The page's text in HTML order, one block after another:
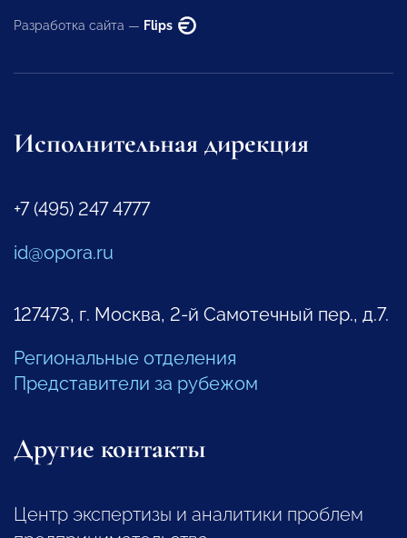
Разработка сайта — Flips
Исполнительная дирекция
+7 (495) 247 4777
id@opora.ru
127473, г. Москва, 2-й Самотечный пер., д.7.
Региональные отделения
Представители за рубежом
Другие контакты
Центр экспертизы и аналитики проблем